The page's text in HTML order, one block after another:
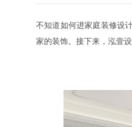
不知道如何进家庭装修设
家的装饰。接下来，泓壹